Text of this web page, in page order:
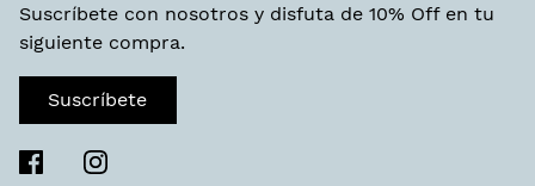
Suscríbete con nosotros y disfuta de 10% Off en tu
siguiente compra.
Suscríbete